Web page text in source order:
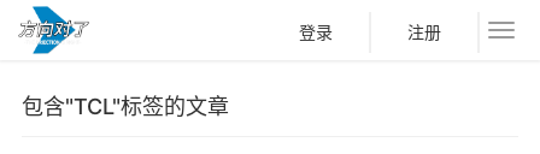
登录 注册
包含"TCL"标签的文章